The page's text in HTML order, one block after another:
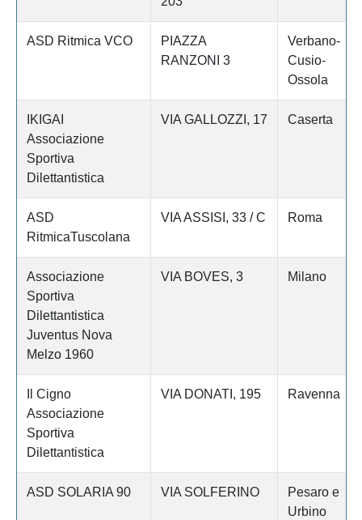
ASD Ritmica VCO
PIAZZA
RANZONI 3
Verbano-
Cusio-
Ossola
IKIGAI
Associazione
Sportiva
Dilettantistica
VIA GALLOZZI, 17 Caserta
ASD
RitmicaTuscolana
VIA ASSISI, 33 / C Roma
Associazione
Sportiva
Dilettantistica
Juventus Nova
Melzo 1960
VIA BOVES, 3 Milano
Il Cigno
Associazione
Sportiva
Dilettantistica
VIA DONATI, 195 Ravenna
ASD SOLARIA 90 VIA SOLFERINO
Pesaro e
Urbino